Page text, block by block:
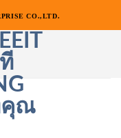
CO.,LTD.